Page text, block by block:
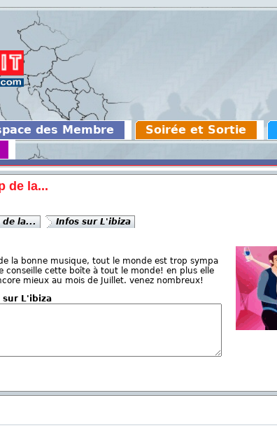
des Membre Soirée et Sortie
de la...
de la... Infos sur L'ibiza
la bonne musique, tout le monde est trop sympa
conseille cette boîte à tout le monde! en plus elle
mieux au mois de Juillet. venez nombreux!
sur L'ibiza